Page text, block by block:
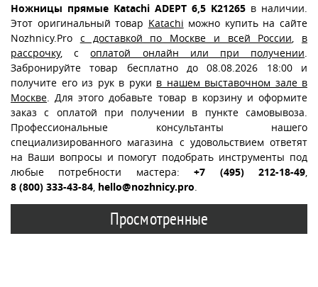
Ножницы прямые Katachi ADEPT 6,5 K21265 в наличии.
Этот оригинальный товар Katachi можно купить на сайте
Nozhnicy.Pro с доставкой по Москве и всей России
в
рассрочку, соплатой онлайн или при получении
Забронируйте товар бесплатно до 08.08.2026 18:00 и
получите его из рук в руки в нашем выставочном зале в
Москве . Для этого добавьте товар в корзину и оформите
заказ с оплатой при получении в пункте самовывоза.
Профессиональные консультанты нашего
специализированного магазина с удовольствием ответят
на Ваши вопросы и помогут подобрать инструменты под
любые потребности мастера:+7 (495) 212-18-49
8 (800) 333-43-84 hello@nozhnicy.pro
Просмотренные